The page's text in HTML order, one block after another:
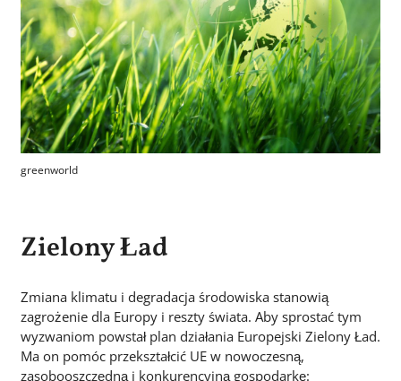
greenworld
Zielony Ład
Zmiana klimatu i degradacja środowiska stanowią
zagrożenie dla Europy i reszty świata. Aby sprostać tym
wyzwaniom powstał plan działania Europejski Zielony Ład.
Ma on pomóc przekształcić UE w nowoczesną,
zasobooszczędną i konkurencyjną gospodarkę: